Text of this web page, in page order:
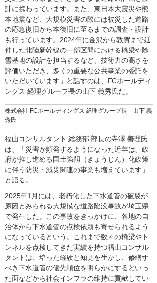
株式会社 FCホールディングス 経理グループ長 山下 義
秀氏
計に携わっています。また、東日本大震災や熊
本地震など、大規模災害の際には被災した道路
の応急復旧から本復旧に至るまでの調査・設計
も行っています。2024年に金沢から敦賀まで延
伸した北陸新幹線の一部区間における橋梁や除
雪基地の設計を担当するなど、技術力の高さを
評価いただき、多くの重要な公共事業の委託を
いただいています」と話すのは、FCホールディ
ングス 経理グループ長の山下 義秀氏だ。
福山コンサルタント 総務部 部長の寺澤 善理氏
は、「災害が頻発するようになった近年は、政
府が推し進める国土強靱（きょうじん）化政策
に伴う防災・減災関連の事業も増えています」
と語る。
2025年1月には、老朽化した下水道管の破裂が
原因とみられる大規模な道路陥没事故が埼玉県
で発生した。この事故をきっかけに、各地の自
治体から下水道管の点検依頼も寄せられるよう
になっているという。これまで数々の橋梁やト
ンネルを点検してきた実績を持つ福山コンサル
タントは、培った経験と知見を生かし、修繕す
べき下水道管の優先順位を明らかにするといっ
た面などから社会インフラの維持に貢献してい